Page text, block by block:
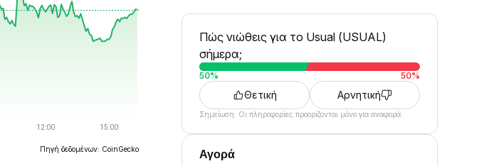
Πηγή δεδομένων: CoinGecko
Πώς νιώθεις για το Usual (USUAL)
σήμερα;
50% 50%
Θετική Αρνητική
Σημείωση: Οι πληροφορίες προορίζονται μόνο για αναφορά.
Αγορά